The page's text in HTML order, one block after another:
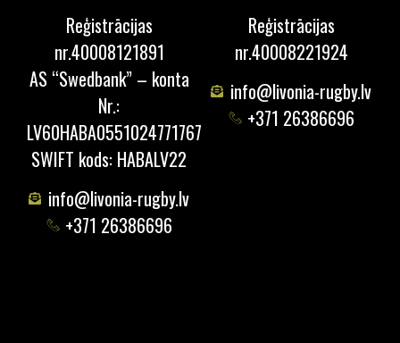
Reģistrācijas
nr.40008121891
AS “Swedbank” – konta
Nr.:
LV60HABA0551024771767
SWIFT kods: HABALV22
info@livonia-rugby.lv
+371 26386696
Reģistrācijas
nr.40008221924
info@livonia-rugby.lv
+371 26386696